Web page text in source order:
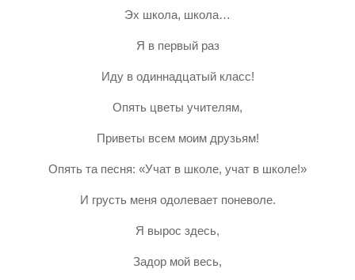
Эх школа, школа…
Я в первый раз
Иду в одиннадцатый класс!
Опять цветы учителям,
Приветы всем моим друзьям!
Опять та песня: «Учат в школе, учат в школе!»
И грусть меня одолевает поневоле.
Я вырос здесь,
Задор мой весь,